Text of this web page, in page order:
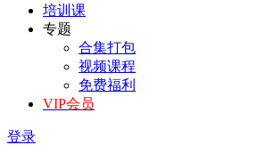
培训课
专题
合集打包
视频课程
免费福利
VIP会员
登录